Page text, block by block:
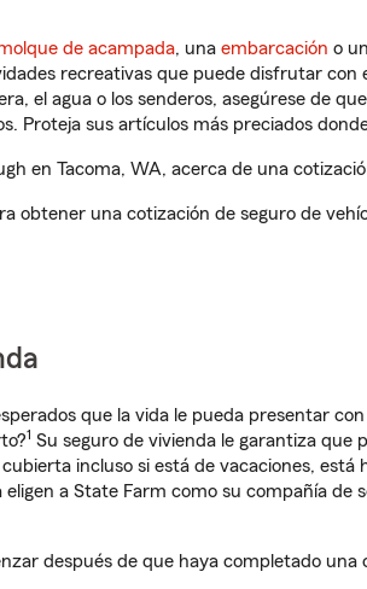
de acampada, una embarcación o un
recreativas que puede disfrutar con
el agua o los senderos, asegúrese de
Proteja sus artículos más preciados
en Tacoma, WA, acerca de una
obtener una cotización de seguro de
que la vida le pueda presentar con
1 Su seguro de vivienda le garantiza que
incluso si está de vacaciones, está
a State Farm como su compañía de
después de que haya completado